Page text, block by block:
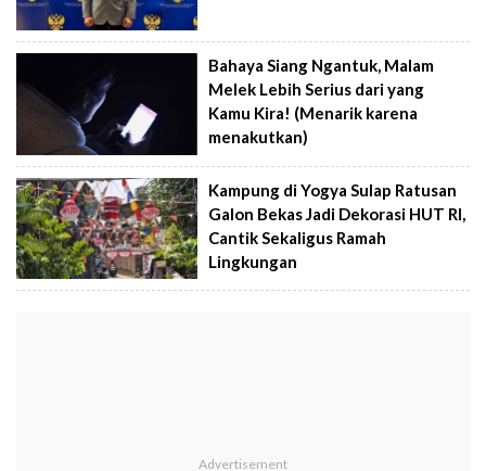
Bahaya Siang Ngantuk, Malam
Melek Lebih Serius dari yang
Kamu Kira! (Menarik karena
menakutkan)
Kampung di Yogya Sulap Ratusan
Galon Bekas Jadi Dekorasi HUT RI,
Cantik Sekaligus Ramah
Lingkungan